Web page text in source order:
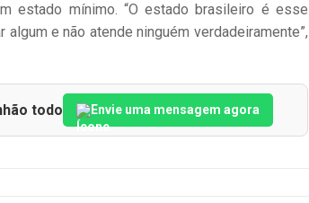
estado mínimo. “O estado brasileiro é esse
e não atende ninguém verdadeiramente”,
todo Envie uma mensagem agora